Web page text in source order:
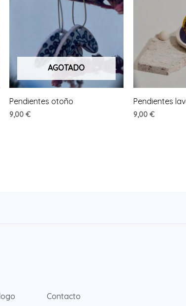
AGOTADO
Pendientes otoño
9,00 €
Pendientes
9,00 €
Contacto